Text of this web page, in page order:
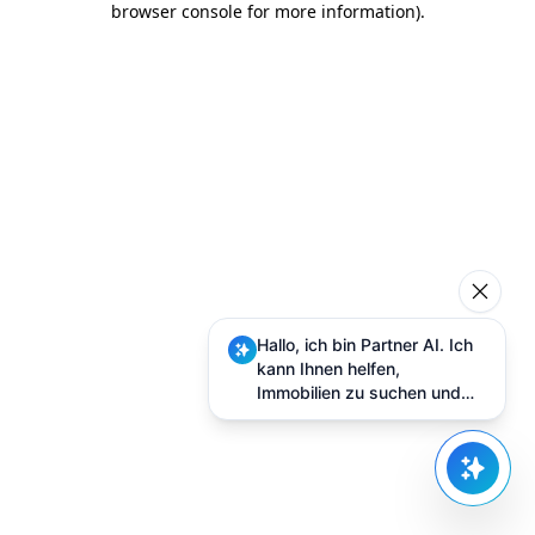
browser console for more information).
Hallo, ich bin Partner AI. Ich
kann Ihnen helfen,
Immobilien zu suchen und
Besuche zu planen.